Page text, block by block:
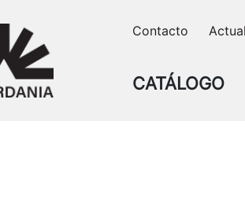
Contacto
CATÁLOGO